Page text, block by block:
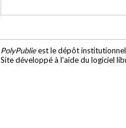
PolyPublieest le dépôt
Site développé à l'aide du logiciel